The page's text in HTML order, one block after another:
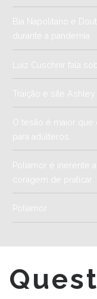
Bia Napolitano e
durante a pandemia
Luiz Cuschnir fala
Traição e site
O tesão é maior que
para adúlteros
Poliamor é inerente
coragem de praticar
Poliamor